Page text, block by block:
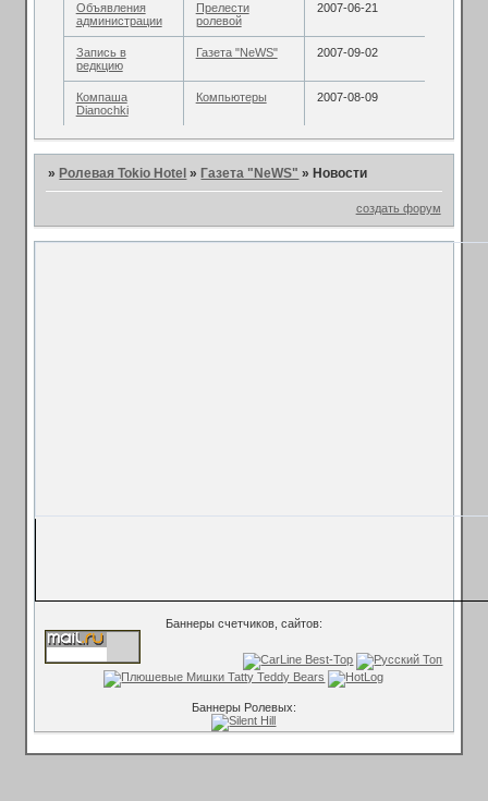
Объявления
администрации
Прелести
ролевой
2007-06-21
Запись в
редкцию
Газета "NeWS" 2007-09-02
Компаша
Dianochki
Компьютеры 2007-08-09
» Ролевая Tokio Hotel » Газета "NeWS" » Новости
создать форум
Баннеры счетчиков, сайтов:
Баннеры Ролевых: